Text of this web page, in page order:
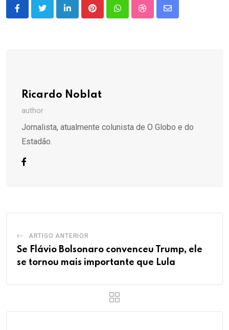
LinkedInPinterestWhatsappStumbleUpon
Share
Ricardo Noblat
author
Jornalista, atualmente colunista de O Globo e do
Estadão.
ARTIGO ANTERIOR
Se Flávio Bolsonaro convenceu Trump, ele
se tornou mais importante que Lula